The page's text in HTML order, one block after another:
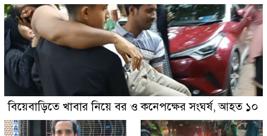
বিয়েবাড়িতে খাবার নিয়ে বর ও কনেপক্ষের সংঘর্ষ, আহত ১০